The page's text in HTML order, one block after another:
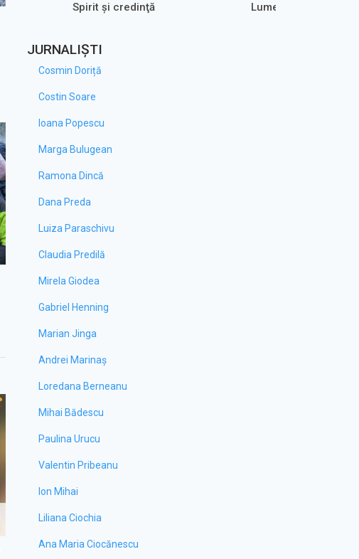
Spirit şi credinţă Lumea de aproape
JURNALIȘTI
Cosmin Doriță
Costin Soare
Ioana Popescu
Marga Bulugean
Ramona Dincă
Dana Preda
Luiza Paraschivu
Claudia Predilă
Mirela Giodea
Gabriel Henning
Marian Jinga
Andrei Marinaș
Loredana Berneanu
Mihai Bădescu
Paulina Urucu
Valentin Pribeanu
Ion Mihai
Liliana Ciochia
Ana Maria Ciocănescu